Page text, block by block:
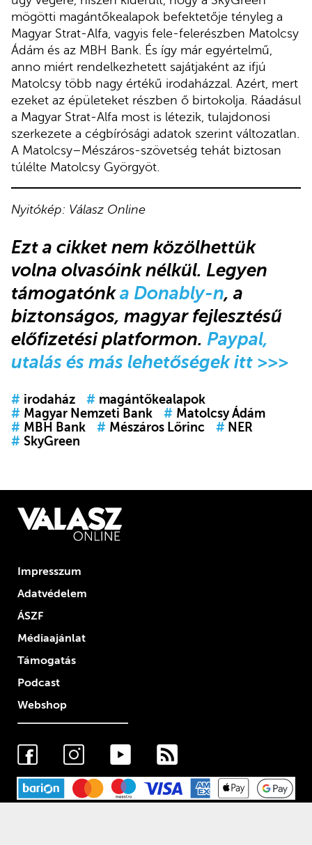
mögötti magántőkealapok befektetője tényleg a
Magyar Strat-Alfa, vagyis fele-felerészben Matolcsy
Ádám és az MBH Bank. És így már egyértelmű,
anno miért rendelkezhetett sajátjaként az ifjú
Matolcsy több nagy értékű irodaházzal. Azért, mert
ezeket az épületeket részben ő birtokolja. Ráadásul
a Magyar Strat-Alfa most is létezik, tulajdonosi
szerkezete a cégbírósági adatok szerint változatlan.
A Matolcsy–Mészáros-szövetség tehát biztosan
túlélte Matolcsy Györgyöt.
Nyitókép: Válasz Online
Ezt a cikket nem közölhettük
volna olvasóink nélkül. Legyen
támogatónka Donably-n, a
biztonságos, magyar fejlesztésű
előfizetési platformon. Paypal,
utalás és más lehetőségek itt >>>
# irodaház # magántőkealapok
# Magyar Nemzeti Bank # Matolcsy Ádám
# MBH Bank # Mészáros Lőrinc # NER
# SkyGreen
Impresszum
Adatvédelem
ÁSZF
Médiaajánlat
Támogatás
Podcast
Webshop